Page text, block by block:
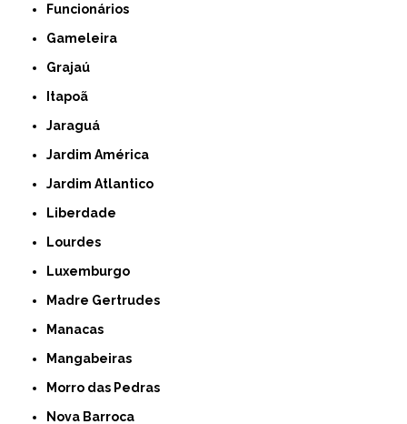
Funcionários
Gameleira
Grajaú
Itapoã
Jaraguá
Jardim América
Jardim Atlantico
Liberdade
Lourdes
Luxemburgo
Madre Gertrudes
Manacas
Mangabeiras
Morro das Pedras
Nova Barroca